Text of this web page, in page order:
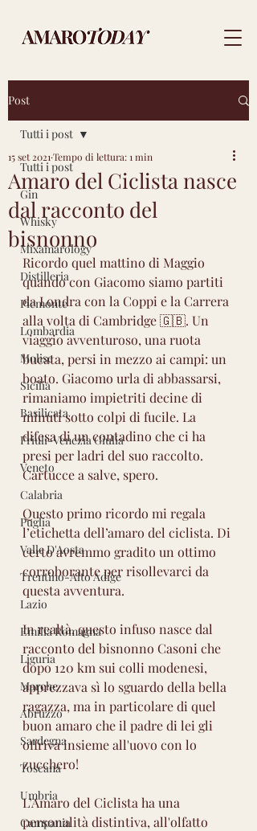
Post
Tutti i post
Gin
Whisky
Mixamarology
Distilleria
Piemonte
Lombardia
Molise
Sicilia
Basilicata
Friuli-Venezia Giulia
Veneto
Calabria
Puglia
Valle D'Aosta
Trentino-Alto Adige
Lazio
Emilia Romagna
Liguria
Marche
Abruzzo
Sardegna
Toscana
Umbria
Campania
Tutti i post
Amaro del Ciclista nasce
dal racconto del
bisnonno
15 set 2021 Tempo di lettura: 1 min
Ricordo quel mattino di Maggio
quando con Giacomo siamo partiti
da Londra con la Coppi e la Carrera
alla volta di Cambridge 🇬🇧. Un
viaggio avventuroso, una ruota
bucata, persi in mezzo ai campi: un
boato. Giacomo urla di abbassarsi,
rimaniamo impietriti decine di
minuti sotto colpi di fucile. La
difesa di un contadino che ci ha
presi per ladri del suo raccolto.
Cartucce a salve, spero.
Questo primo ricordo mi regala
l’etichetta dell’amaro del ciclista. Di
certo avremmo gradito un ottimo
corroborante per risollevarci da
questa avventura.
In realtà, questo infuso nasce dal
racconto del bisnonno Casoni che
dopo 120 km sui colli modenesi,
apprezzava sì lo sguardo della bella
ragazza, ma in particolare di quel
buon amaro che il padre di lei gli
offriva insieme all'uovo con lo
zucchero!
L’Amaro del Ciclista ha una
personalità distintiva, all'olfatto